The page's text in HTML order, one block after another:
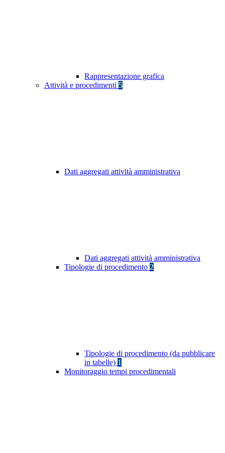
Rappresentazione grafica
Attività e procedimenti 5
Dati aggregati attività amministrativa
Dati aggregati attività amministrativa
Tipologie di procedimento 2
Tipologie di procedimento (da pubblicare
in tabelle) 1
Monitoraggio tempi procedimentali